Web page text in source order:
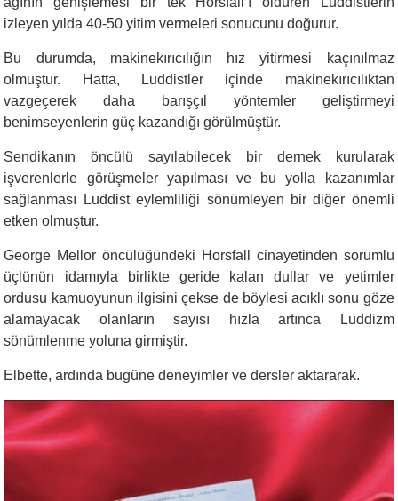
izleyen yılda 40-50 yitim vermeleri sonucunu doğurur.
Bu durumda, makinekırıcılığın hız yitirmesi kaçınılmaz
olmuştur. Hatta, Luddistler içinde makinekırıcılıktan
vazgeçerek daha barışçıl yöntemler geliştirmeyi
benimseyenlerin güç kazandığı görülmüştür.
Sendikanın öncülü sayılabilecek bir dernek kurularak
işverenlerle görüşmeler yapılması ve bu yolla kazanımlar
sağlanması Luddist eylemliliği sönümleyen bir diğer önemli
etken olmuştur.
George Mellor öncülüğündeki Horsfall cinayetinden sorumlu
üçlünün idamıyla birlikte geride kalan dullar ve yetimler
ordusu kamuoyunun ilgisini çekse de böylesi acıklı sonu göze
alamayacak olanların sayısı hızla artınca Luddizm
sönümlenme yoluna girmiştir.
Elbette, ardında bugüne deneyimler ve dersler aktararak.